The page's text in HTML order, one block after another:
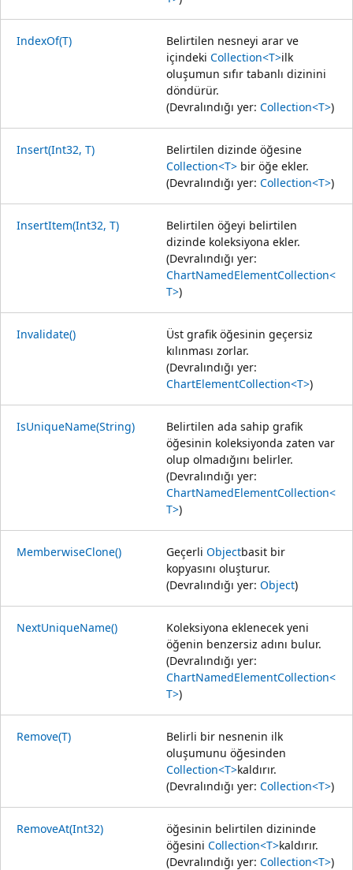
IndexOf(T)
Belirtilen nesneyi arar ve
içindeki Collection<T>ilk
oluşumun sıfır tabanlı dizinini
döndürür.
(Devralındığı yer: Collection<T>)
Insert(Int32, T)
Belirtilen dizinde öğesine
Collection<T> bir öğe ekler.
(Devralındığı yer: Collection<T>)
InsertItem(Int32, T)
Belirtilen öğeyi belirtilen
dizinde koleksiyona ekler.
(Devralındığı yer:
ChartNamedElementCollection<
T>)
Invalidate()
Üst grafik öğesinin geçersiz
kılınması zorlar.
(Devralındığı yer:
ChartElementCollection<T>)
IsUniqueName(String)
Belirtilen ada sahip grafik
öğesinin koleksiyonda zaten var
olup olmadığını belirler.
(Devralındığı yer:
ChartNamedElementCollection<
T>)
MemberwiseClone() Geçerli Objectbasit bir
kopyasını oluşturur.
(Devralındığı yer: Object)
NextUniqueName()
Koleksiyona eklenecek yeni
öğenin benzersiz adını bulur.
(Devralındığı yer:
ChartNamedElementCollection<
T>)
Remove(T)
Belirli bir nesnenin ilk
oluşumunu öğesinden
Collection<T>kaldırır.
(Devralındığı yer: Collection<T>)
RemoveAt(Int32)
öğesinin belirtilen dizininde
öğesini Collection<T>kaldırır.
(Devralındığı yer: Collection<T>)